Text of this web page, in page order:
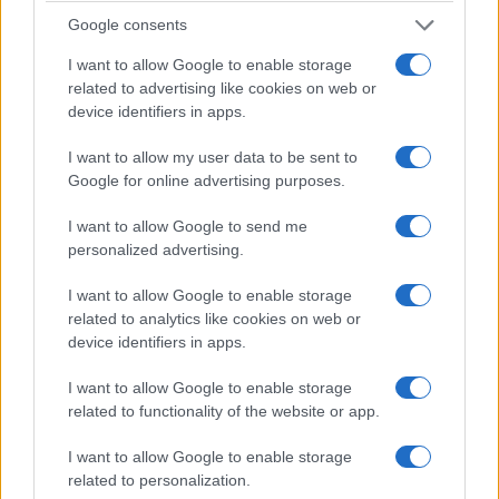
Google consents
I want to allow Google to enable storage
related to advertising like cookies on web or
device identifiers in apps.
I want to allow my user data to be sent to
Google for online advertising purposes.
I want to allow Google to send me
personalized advertising.
I want to allow Google to enable storage
related to analytics like cookies on web or
device identifiers in apps.
I want to allow Google to enable storage
related to functionality of the website or app.
I want to allow Google to enable storage
related to personalization.
ancora da cogliere.Fare della Corte non un
ostacolo all’amministrazione, ma una
moderna infrastruttura della buona
amministrazione: più veloce nei giudizi, più forte